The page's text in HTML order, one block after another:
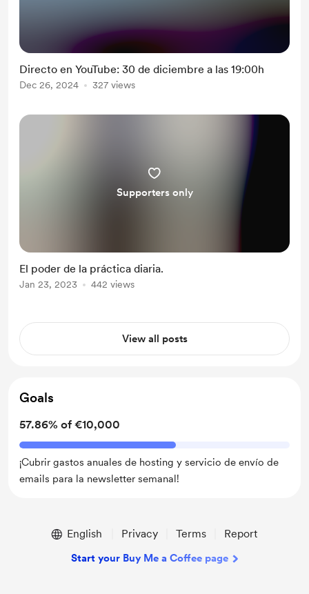
Directo en YouTube: 30 de diciembre a las 19:00h
Dec 26, 2024 327 views
Supporters only
El poder de la práctica diaria.
Jan 23, 2023 442 views
View all posts
Goals
57.86% of €10,000
¡Cubrir gastos anuales de hosting y servicio de envío de
emails para la newsletter semanal!
English Privacy Terms Report
Start your Buy Me a Coffee page